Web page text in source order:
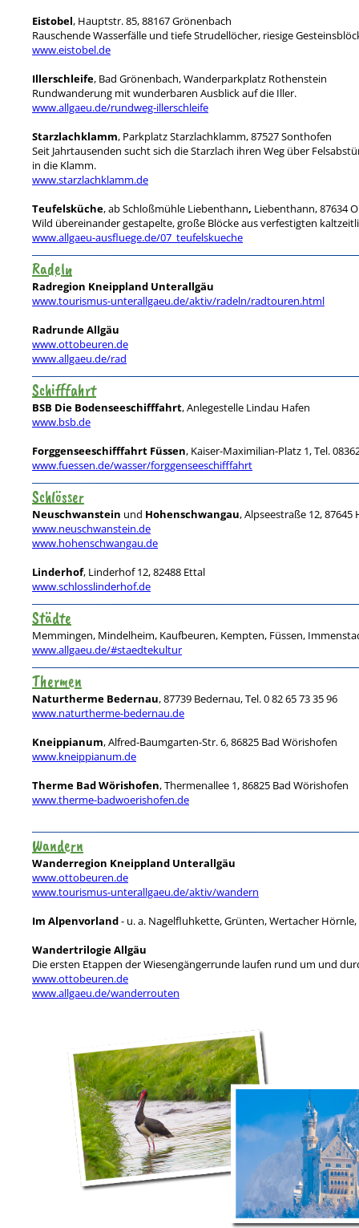
Eistobel, Hauptstr. 85, 88167 Grönenbach
Rauschende Wasserfälle und tiefe Strudellöcher, riesige
www.eistobel.de
Illerschleife, Bad Grönenbach, Wanderparkplatz Rothenstein
Rundwanderung mit wunderbaren Ausblick auf die Iller.
www.allgaeu.de/rundweg-illerschleife
Starzlachklamm, Parkplatz Starzlachklamm, 87527 Sonthofen
Seit Jahrtausenden sucht sich die Starzlach ihren Weg über
in die Klamm.
www.starzlachklamm.de
Teufelsküche, ab Schloßmühle Liebenthann, Liebenthann, 87634
Wild übereinander gestapelte, große Blöcke aus verfestigten
www.allgaeu-ausfluege.de/07_teufelskueche
Radeln
Radregion Kneippland Unterallgäu
www.tourismus-unterallgaeu.de/aktiv/radeln/radtouren.html
Radrunde Allgäu
www.ottobeuren.de
www.allgaeu.de/rad
Schifffahrt
BSB Die Bodenseeschifffahrt, Anlegestelle Lindau Hafen
www.bsb.de
Forggenseeschifffahrt Füssen, Kaiser-Maximilian-Platz 1, Tel.
www.fuessen.de/wasser/forggenseeschifffahrt
Schlösser
Neuschwanstein und Hohenschwangau, Alpseestraße 12,
www.neuschwanstein.de
www.hohenschwangau.de
Linderhof, Linderhof 12, 82488 Ettal
www.schlosslinderhof.de
Städte
Memmingen, Mindelheim, Kaufbeuren, Kempten, Füssen,
www.allgaeu.de/#staedtekultur
Thermen
Naturtherme Bedernau, 87739 Bedernau, Tel. 0 82 65 73 35 96
www.naturtherme-bedernau.de
Kneippianum, Alfred-Baumgarten-Str. 6, 86825 Bad Wörishofen
www.kneippianum.de
Therme Bad Wörishofen, Thermenallee 1, 86825 Bad Wörishofen
www.therme-badwoerishofen.de
Wandern
Wanderregion Kneippland Unterallgäu
www.ottobeuren.de
www.tourismus-unterallgaeu.de/aktiv/wandern
Im Alpenvorland- u. a. Nagelfluhkette, Grünten, Wertacher Hörnle,
Wandertrilogie Allgäu
Die ersten Etappen der Wiesengängerrunde laufen rund um und
www.ottobeuren.de
www.allgaeu.de/wanderrouten